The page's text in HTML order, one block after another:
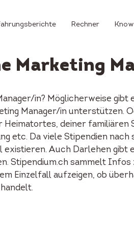
Rechner
Marketing
in? Möglicherweise gibt
Manager/in unterstützen.
Heimatortes, deiner familiären
etc. Da viele Stipendien nach
Auch Darlehen gibt
Stipendium.ch sammelt Infos
Einzelfall aufzeigen, ob